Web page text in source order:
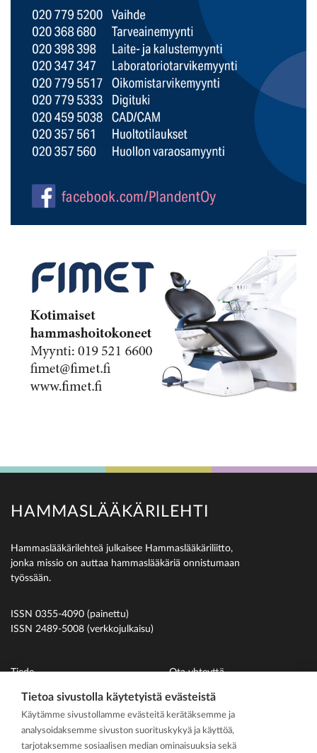
HAMMASLÄÄKÄRILEHTI
Hammaslääkärilehteä julkaisee Hammaslääkäriliitto,
jonka missio on auttaa hammaslääkäriä onnistumaan
työssään.
ISSN 0355-4090 (painettu)
ISSN 2489-5008 (verkkojulkaisu)
Tiede
Uutiset
Ihmiset
På svenska
Ota yhteyttä
Suomen Hammaslääkäriliitto
Tietoa sivustolla käytetyistä evästeistä
Käytämme sivustollamme evästeitä kerätäksemme ja
analysoidaksemme sivuston suorituskykyä ja käyttöä,
tarjotaksemme sosiaalisen median ominaisuuksia sekä